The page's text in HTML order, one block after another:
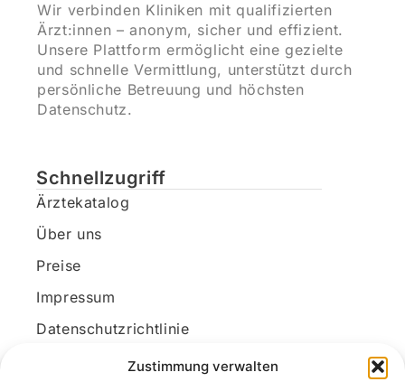
Zustimmung verwalten
Wir verbinden Kliniken mit qualifizierten
Ärzt:innen – anonym, sicher und effizient.
Unsere Plattform ermöglicht eine gezielte
und schnelle Vermittlung, unterstützt durch
persönliche Betreuung und höchsten
Datenschutz.
Schnellzugriff
Ärztekatalog
Über uns
Preise
Impressum
Datenschutzrichtlinie
Kundenkonto